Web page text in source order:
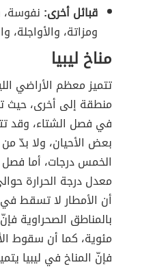
قبائل أخرى: نفوسة،
ومزاتة، والأواجلة،
مناخ ليبيا
تتميز معظم الأراضي
منطقة إلى أخرى، حيث
في فصل الشتاء، وقد
بعض الأحيان، ولا بدّ
الخمس درجات، أما فصل
أن الأمطار لا تسقط
مئوية، كما أن سقوط
فإنّ المناخ في ليبيا